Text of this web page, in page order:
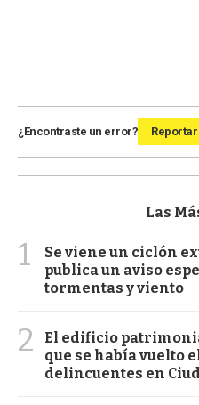
¿Encontraste un error? Reportar
Las
1
Se viene un ciclón
publica un aviso
tormentas y viento
2
El edificio
que se había vuelto
delincuentes en